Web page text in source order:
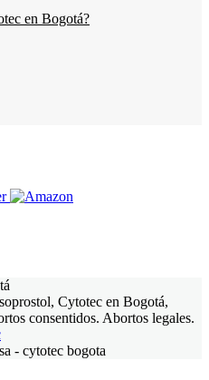
en Bogotá?
Cytotec en Bogotá,
consentidos. Abortos legales.